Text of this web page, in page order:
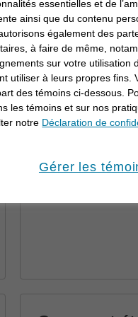
Pourquoi
conseiller
Découvrez
investissement
vos objectifs au
financière et de
essentielles et de
ainsi que du contenu
également des
à faire de même,
sur votre utilisation
utiliser à leurs propres fins.
des témoins ci-dessous.
les témoins et sur nos
notre Déclaration de
Gérer les